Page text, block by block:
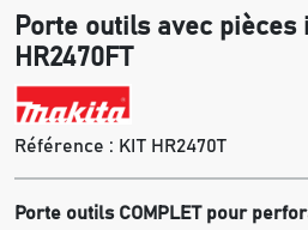
Porte outils avec pièces
HR2470FT
Référence : KIT HR2470T
Porte outils COMPLET pour